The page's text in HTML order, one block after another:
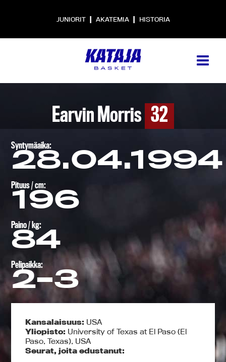
JUNIORIT | AKATEMIA | HISTORIA
Earvin Morris 32
Syntymäaika:
28.04.1994
Pituus / cm:
196
Paino / kg:
84
Pelipaikka:
2-3
Kansalaisuus: USA
Yliopisto: University of Texas at El Paso (El
Paso, Texas), USA
Seurat, joita edustanut: